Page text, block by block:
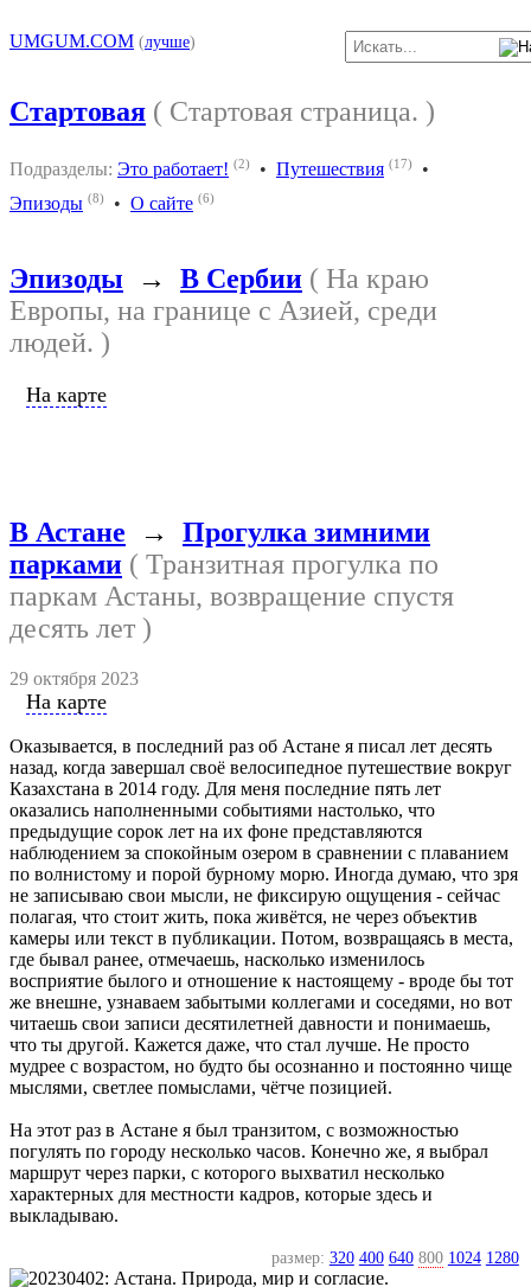
UMGUM.COM (лучше)
Стартовая ( Стартовая страница. )
Подразделы: Это работает! (2) • Путешествия (17)
•
Эпизоды (8) • О сайте (6)
Эпизоды → В Сербии ( На краю
Европы, на границе с Азией, среди
людей. )
На карте
В Астане → Прогулка зимними
парками ( Транзитная прогулка по
паркам Астаны, возвращение спустя
десять лет )
29 октября 2023
На карте
Оказывается, в последний раз об Астане я писал лет десять
назад, когда завершал своё велосипедное путешествие вокруг
Казахстана в 2014 году. Для меня последние пять лет
оказались наполненными событиями настолько, что
предыдущие сорок лет на их фоне представляются
наблюдением за спокойным озером в сравнении с плаванием
по волнистому и порой бурному морю. Иногда думаю, что зря
не записываю свои мысли, не фиксирую ощущения - сейчас
полагая, что стоит жить, пока живётся, не через объектив
камеры или текст в публикации. Потом, возвращаясь в места,
где бывал ранее, отмечаешь, насколько изменилось
восприятие былого и отношение к настоящему - вроде бы тот
же внешне, узнаваем забытыми коллегами и соседями, но вот
читаешь свои записи десятилетней давности и понимаешь,
что ты другой. Кажется даже, что стал лучше. Не просто
мудрее с возрастом, но будто бы осознанно и постоянно чище
мыслями, светлее помыслами, чётче позицией.
На этот раз в Астане я был транзитом, с возможностью
погулять по городу несколько часов. Конечно же, я выбрал
маршрут через парки, с которого выхватил несколько
характерных для местности кадров, которые здесь и
выкладываю.
размер: 320 400 640 800 1024 1280